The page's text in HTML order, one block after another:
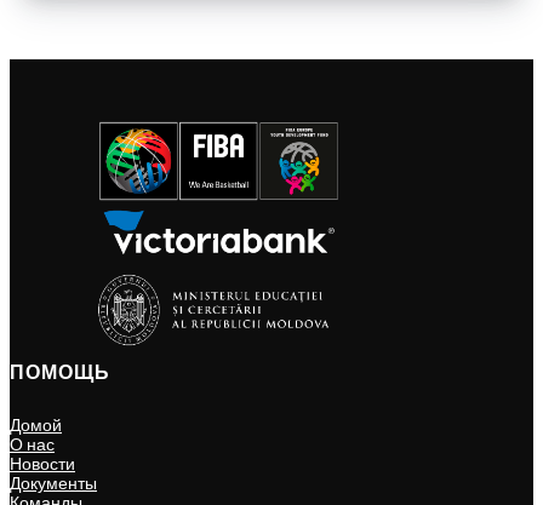
ПОМОЩЬ
Домой
О нас
Новости
Документы